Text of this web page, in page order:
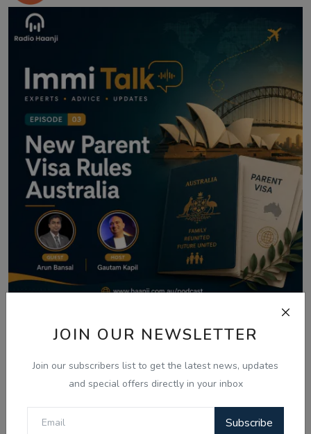
JOIN OUR NEWSLETTER
Join our subscribers list to get the latest news, updates
and special offers directly in your inbox
Subscribe
Really Changing...